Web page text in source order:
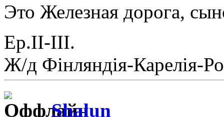
Это Железная дорога,
Ер.II-III.
Ж/д Фiнляндiя-Карелiя-
Shalun